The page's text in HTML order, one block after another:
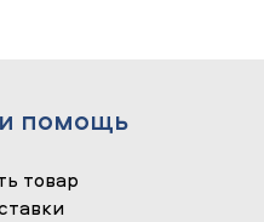
помощь
товар